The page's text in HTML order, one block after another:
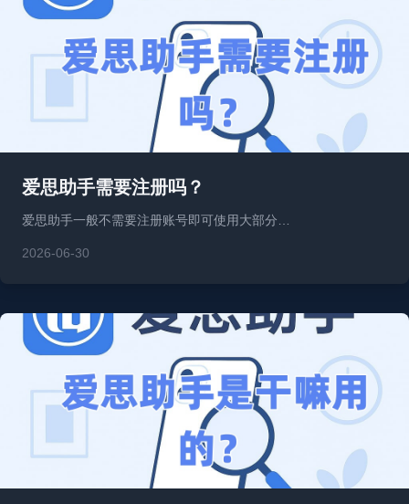
爱思助手需要注册吗？
爱思助手一般不需要注册账号即可使用大部分…
2026-06-30